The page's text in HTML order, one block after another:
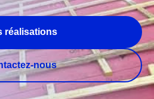
réalisations
nous